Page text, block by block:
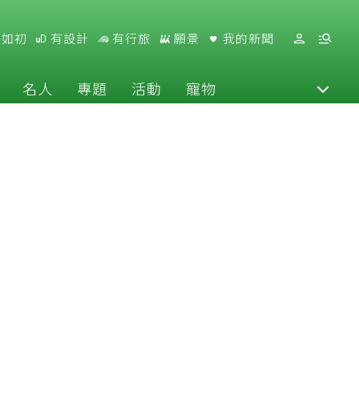
初 有設計 有行旅 願景 我的新聞
名人 專題 活動 寵物